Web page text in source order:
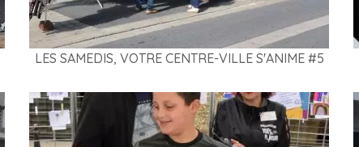
LES SAMEDIS, VOTRE CENTRE-VILLE S'ANIME #5